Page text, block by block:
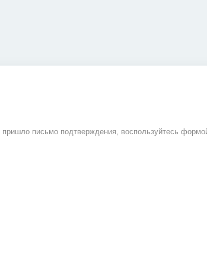
письмо подтверждения, воспользуйтесь